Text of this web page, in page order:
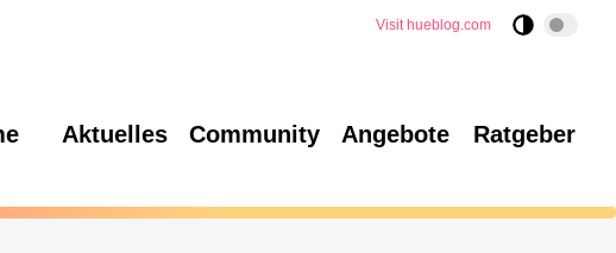
Visit hueblog.com
Aktuelles Community Angebote Ratgeber